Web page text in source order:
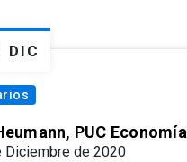
DIC
PUC Economía
Diciembre de 2020